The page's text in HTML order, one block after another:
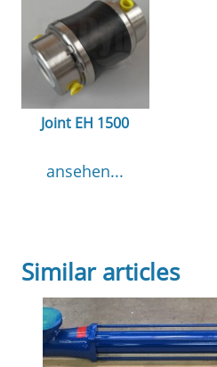
Joint EH 1500
ansehen...
Similar articles